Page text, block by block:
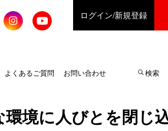
ログイン/新規登録
よくあるご質問 お問い合わせ 検索
境に人びとを閉じ